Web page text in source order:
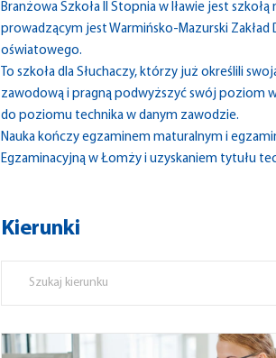
Branżowa Szkoła II Stopnia w Iławie jest
prowadzącym jest Warmińsko-Mazurski
oświatowego.
To szkoła dla Słuchaczy, którzy już określili
zawodową i pragną podwyższyć swój poziom
do poziomu technika w danym zawodzie.
Nauka kończy egzaminem maturalnym i
Egzaminacyjną w Łomży i uzyskaniem tytułu
Kierunki